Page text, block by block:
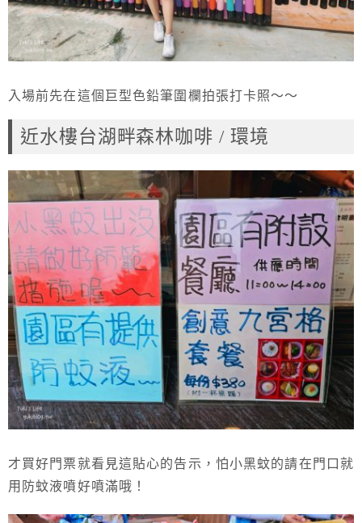
入場前先在這個巨型色鉛筆圍欄拍張打卡照～～
近水樓台湖畔森林咖啡 / 環境
才買好門票就看見這貼心的告示，怕小黑蚊的請在門口就
用防蚊液噴好噴滿哦！